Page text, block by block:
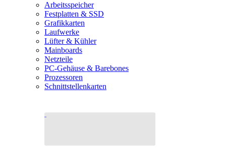
Arbeitsspeicher
Festplatten & SSD
Grafikkarten
Laufwerke
Lüfter & Kühler
Mainboards
Netzteile
PC-Gehäuse & Barebones
Prozessoren
Schnittstellenkarten